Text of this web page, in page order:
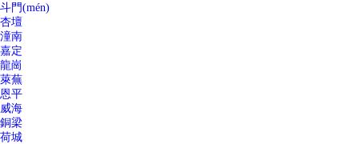
斗門(mén)
杏壇
潼南
嘉定
龍崗
萊蕪
恩平
威海
銅梁
荷城